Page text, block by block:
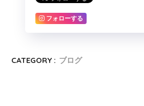
フォローする
CATEGORY : ブログ